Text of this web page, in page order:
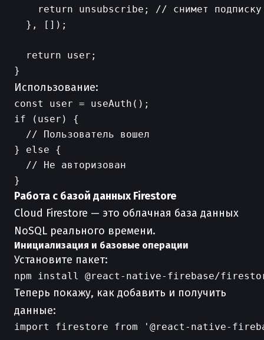
return unsubscribe; // снимет
  }, []);
  return user;
Использование:
const user = useAuth();
if (user) {
  // Пользователь вошел
} else {
  // Не авторизован
Работа с базой данных Firestore
Cloud Firestore — это облачная база данных
NoSQL реального времени.
Инициализация и базовые операции
Установите пакет:
Теперь покажу, как добавить и получить
данные:
import firestore from '@react-native-